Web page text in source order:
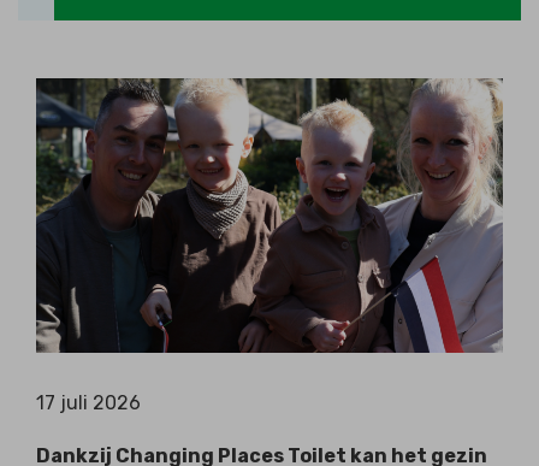
17 juli 2026
Dankzij Changing Places Toilet kan het gezin